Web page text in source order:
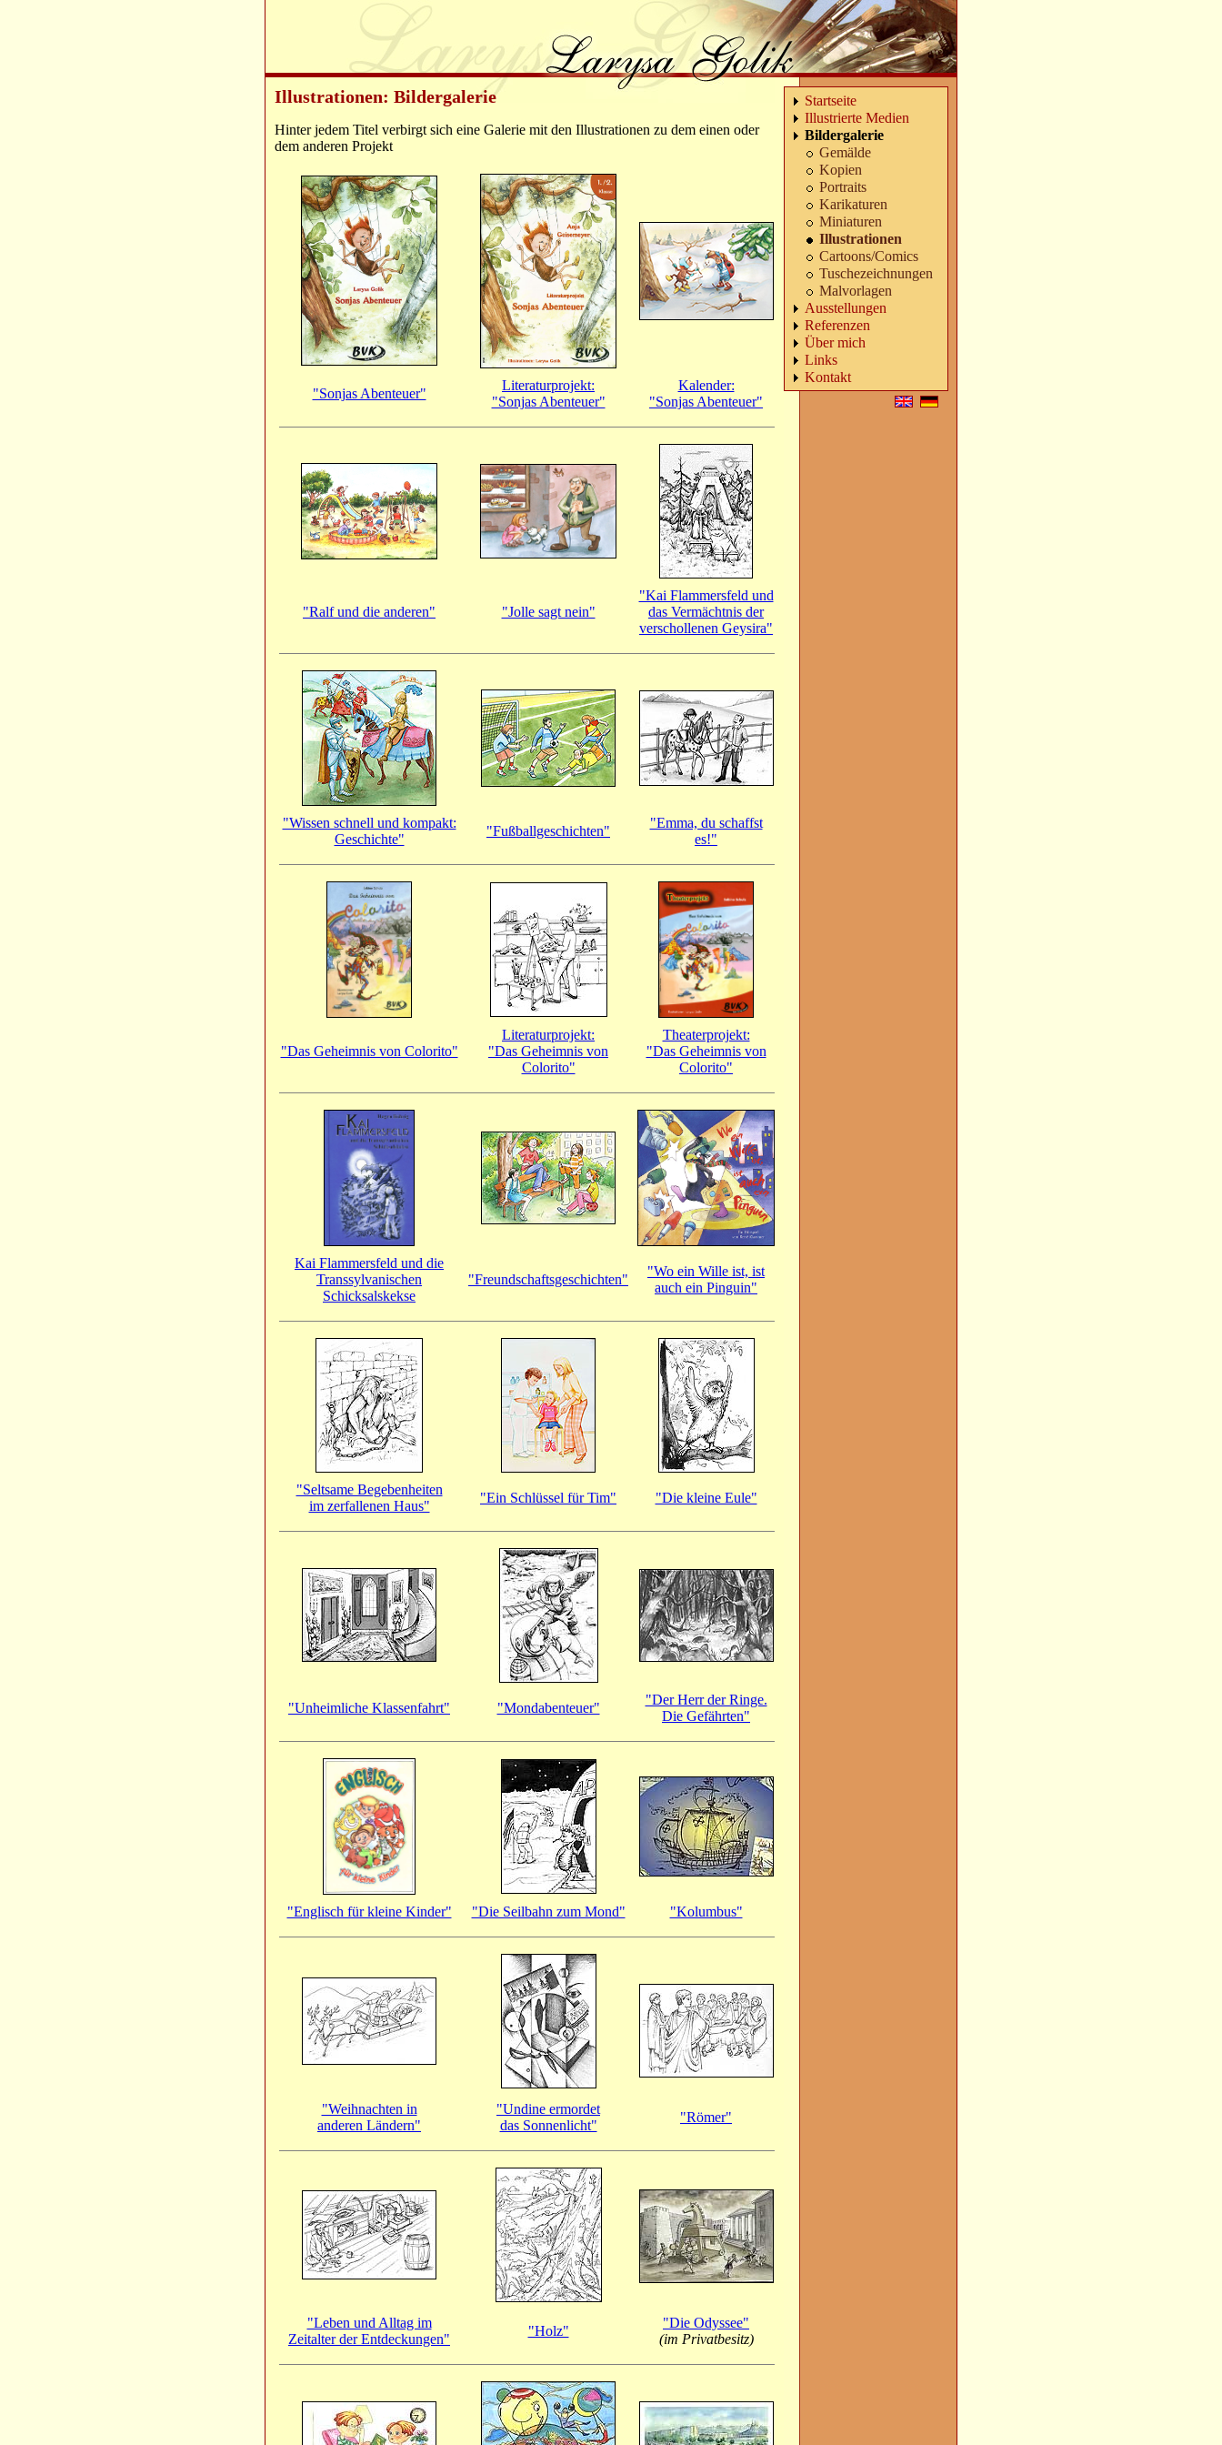
Illustrationen: Bildergalerie
Hinter jedem Titel verbirgt sich eine Galerie mit den Illustrationen zu dem einen oder
dem anderen Projekt
"Sonjas Abenteuer"
Literaturprojekt:
"Sonjas Abenteuer"
Kalender:
"Sonjas Abenteuer"
"Ralf und die anderen" "Jolle sagt nein"
"Kai Flammersfeld und
das Vermächtnis der
verschollenen Geysira"
"Wissen schnell und kompakt:
Geschichte"
"Fußballgeschichten"
"Emma, du schaffst
es!"
"Das Geheimnis von Colorito"
Literaturprojekt:
"Das Geheimnis von
Colorito"
Theaterprojekt:
"Das Geheimnis von
Colorito"
Kai Flammersfeld und die
Transsylvanischen
Schicksalskekse
"Freundschaftsgeschichten"
"Wo ein Wille ist, ist
auch ein Pinguin"
"Seltsame Begebenheiten
im zerfallenen Haus"
"Ein Schlüssel für Tim" "Die kleine Eule"
"Unheimliche Klassenfahrt" "Mondabenteuer"
"Der Herr der Ringe.
Die Gefährten"
"Englisch für kleine Kinder" "Die Seilbahn zum Mond" "Kolumbus"
"Weihnachten in
anderen Ländern"
"Undine ermordet
das Sonnenlicht"
"Römer"
"Leben und Alltag im
Zeitalter der Entdeckungen"
"Holz"
"Die Odyssee"
(im Privatbesitz)
Startseite
Illustrierte Medien
Bildergalerie
Gemälde
Kopien
Portraits
Karikaturen
Miniaturen
Illustrationen
Cartoons/Comics
Tuschezeichnungen
Malvorlagen
Ausstellungen
Referenzen
Über mich
Links
Kontakt